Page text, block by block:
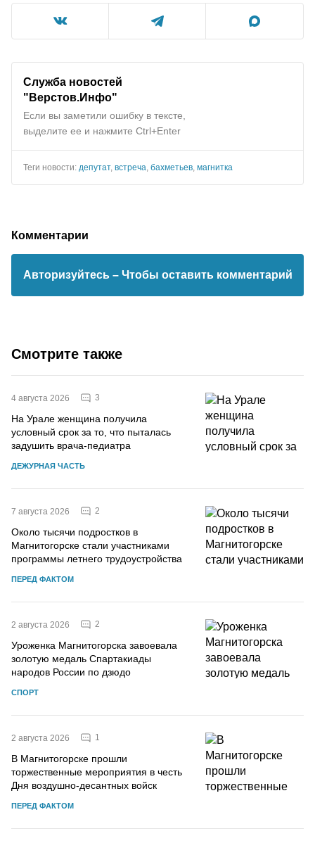
Служба новостей
"Верстов.Инфо"
Если вы заметили ошибку в тексте,
выделите ее и нажмите Ctrl+Enter
Теги новости: депутат, встреча бахметьев магнитка
Комментарии
Авторизуйтесь – Чтобы оставить комментарий
Смотрите также
4 августа 2026 3
На Урале женщина получила
условный срок за то, что пыталась
задушить врача-педиатра
ДЕЖУРНАЯ ЧАСТЬ
7 августа 2026 2
Около тысячи подростков в
Магнитогорске стали участниками
программы летнего трудоустройства
ПЕРЕД ФАКТОМ
2 августа 2026 2
Уроженка Магнитогорска завоевала
золотую медаль Спартакиады
народов России по дзюдо
СПОРТ
2 августа 2026 1
В Магнитогорске прошли
торжественные мероприятия в честь
Дня воздушно-десантных войск
ПЕРЕД ФАКТОМ